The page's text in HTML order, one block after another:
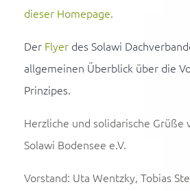
dieser Homepage.
Der Flyer des Solawi
allgemeinen Überblick über die
Prinzipes.
Herzliche und solidarische Grüße
Solawi Bodensee e.V.
Vorstand: Uta Wentzky, Tobias